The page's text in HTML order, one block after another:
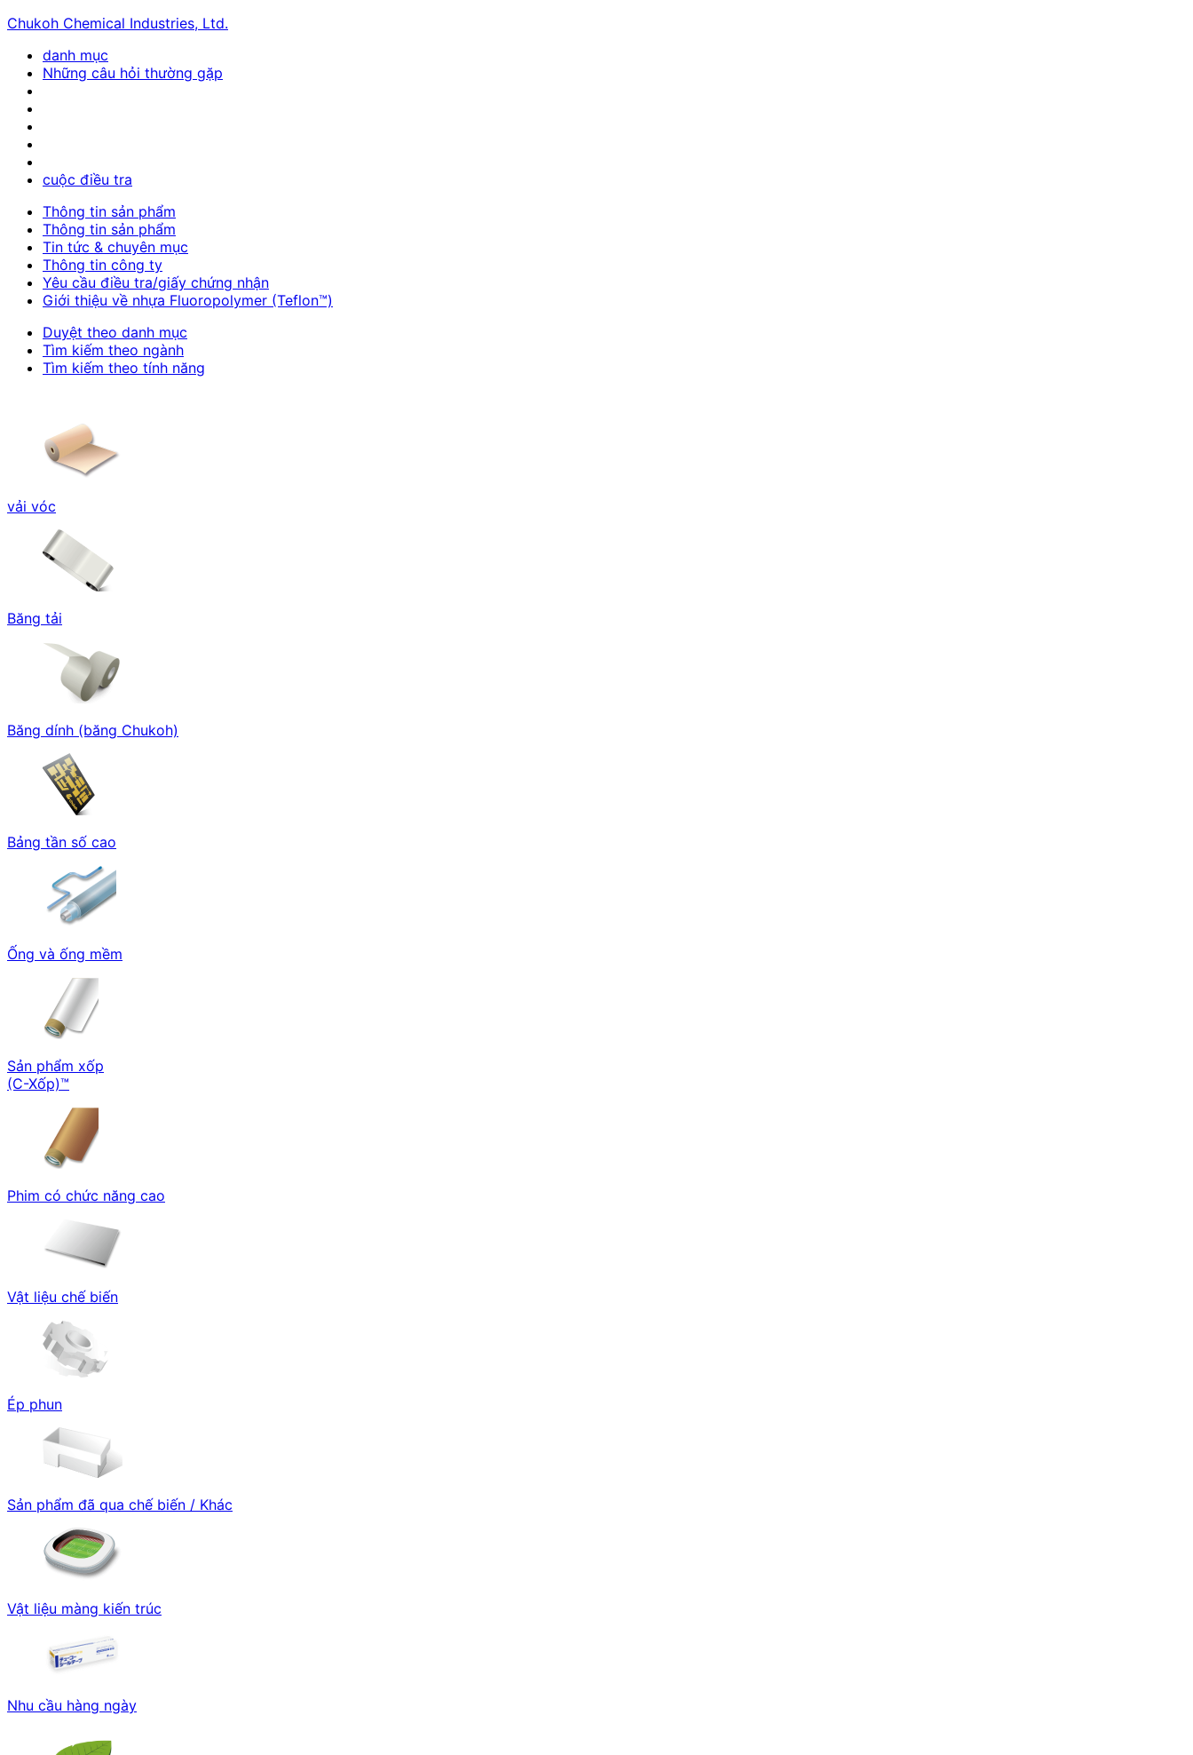
Chukoh Chemical Industries, Ltd.
danh mục
Những câu hỏi thường gặp
cuộc điều tra
Thông tin sản phẩm
Thông tin sản phẩm
Tin tức & chuyên mục
Thông tin công ty
Yêu cầu điều tra/giấy chứng nhận
Giới thiệu về nhựa Fluoropolymer (Teflon™)
Duyệt theo danh mục
Tìm kiếm theo ngành
Tìm kiếm theo tính năng
vải vóc
Băng tải
Băng dính (băng Chukoh)
Bảng tần số cao
Ống và ống mềm
Sản phẩm xốp
(C-Xốp)™
Phim có chức năng cao
Vật liệu chế biến
Ép phun
Sản phẩm đã qua chế biến / Khác
Vật liệu màng kiến trúc
Nhu cầu hàng ngày